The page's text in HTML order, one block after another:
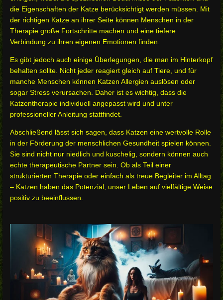
die Eigenschaften der Katze berücksichtigt werden müssen. Mit
der richtigen Katze an ihrer Seite können Menschen in der
Therapie große Fortschritte machen und eine tiefere
Verbindung zu ihren eigenen Emotionen finden.
Es gibt jedoch auch einige Überlegungen, die man im Hinterkopf
behalten sollte. Nicht jeder reagiert gleich auf Tiere, und für
manche Menschen können Katzen Allergien auslösen oder
sogar Stress verursachen. Daher ist es wichtig, dass die
Katzentherapie individuell angepasst wird und unter
professioneller Anleitung stattfindet.
Abschließend lässt sich sagen, dass Katzen eine wertvolle Rolle
in der Förderung der menschlichen Gesundheit spielen können.
Sie sind nicht nur niedlich und kuschelig, sondern können auch
echte therapeutische Partner sein. Ob als Teil einer
strukturierten Therapie oder einfach als treue Begleiter im Alltag
– Katzen haben das Potenzial, unser Leben auf vielfältige Weise
positiv zu beeinflussen.